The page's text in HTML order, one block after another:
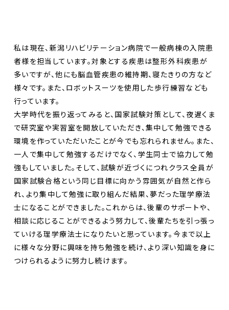
私は現在、新潟リハビリテーション病院で一般病棟の入院患
者様を担当しています。対象とする疾患は整形外科疾患が
多いですが、他にも脳血管疾患の維持期、寝たきりの方など
様々です。また、ロボットスーツを使用した歩行練習なども
行っています。
大学時代を振り返ってみると、国家試験対策として、夜遅くま
で研究室や実習室を開放していただき、集中して勉強できる
環境を作っていただいたことが今でも忘れられません。また、
一人で集中して勉強するだけでなく、学生同士で協力して勉
強もしていました。そして、試験が近づくにつれクラス全員が
国家試験合格という同じ目標に向かう雰囲気が自然と作ら
れ、より集中して勉強に取り組んだ結果、夢だった理学療法
士になることができました。これからは、後輩のサポートや、
相談に応じることができるよう努力して、後輩たちを引っ張っ
ていける理学療法士になりたいと思っています。今まで以上
に様々な分野に興味を持ち勉強を続け、より深い知識を身に
つけられるように努力し続けます。